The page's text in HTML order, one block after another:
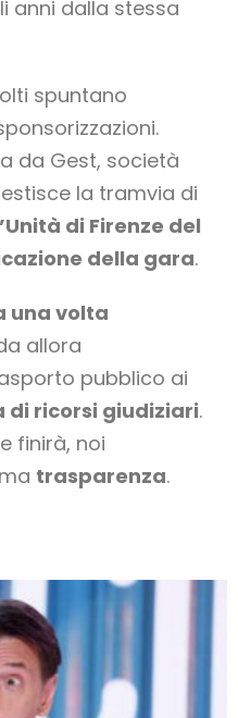
anni dalla stessa
spuntano
da Gest, società
la tramvia di
di Firenze del
della gara.
una volta
allora
pubblico ai
di ricorsi giudiziari.
finirà, noi
trasparenza.